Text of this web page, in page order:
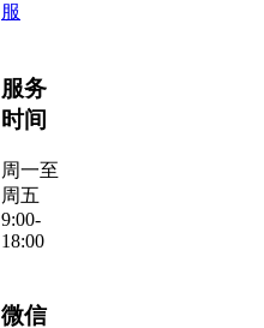
服
服务
时间
周一至
周五
9:00-
18:00
微信